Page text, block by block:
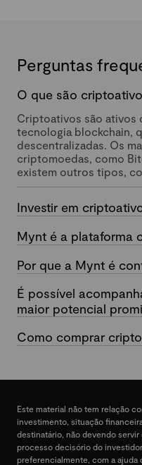
Perguntas
O que são
Criptoativos são ativos
tecnologia blockchain,
descentralizadas. Os
criptomoedas, como
existem outros tipos,
Investir em
Mynt é a plataforma
Por que a Mynt é
É possível
maior potencial
Como comprar
Este material não tem relação
investimento, situação
destinatário, não devendo
processo decisório do
preferencialmente, com a ajuda